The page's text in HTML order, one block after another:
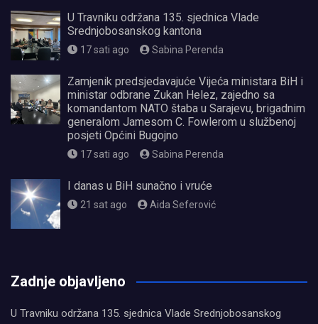
U Travniku održana 135. sjednica Vlade
Srednjobosanskog kantona
17 sati ago Sabina Perenda
Zamjenik predsjedavajuće Vijeća ministara BiH i
ministar odbrane Zukan Helez, zajedno sa
komandantom NATO štaba u Sarajevu, brigadnim
generalom Jamesom C. Fowlerom u službenoj
posjeti Općini Bugojno
17 sati ago Sabina Perenda
I danas u BiH sunačno i vruće
21 sat ago Aida Seferović
Zadnje objavljeno
U Travniku održana 135. sjednica Vlade Srednjobosanskog